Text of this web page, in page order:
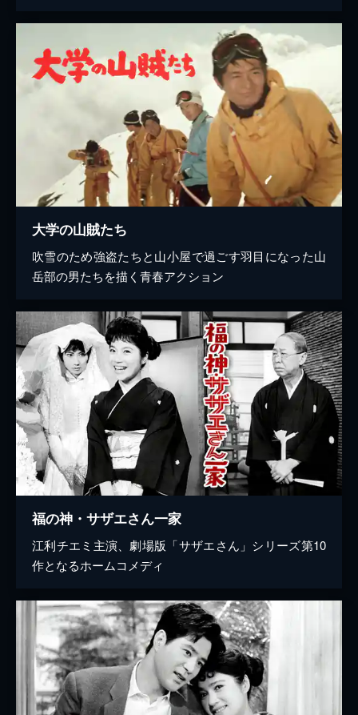
大学の山賊たち
吹雪のため強盗たちと山小屋で過ごす羽目になった山
岳部の男たちを描く青春アクション
福の神・サザエさん一家
江利チエミ主演、劇場版「サザエさん」シリーズ第10
作となるホームコメディ